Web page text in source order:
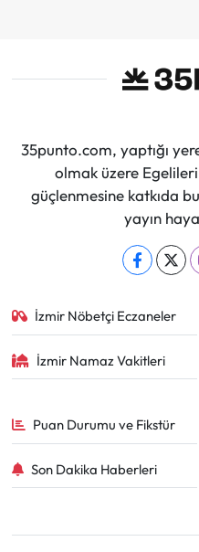
35punto.com, yaptığı
olmak üzere
güçlenmesine katkıda
yayın
İzmir Nöbetçi Eczaneler
İzmir Namaz Vakitleri
Puan Durumu ve Fikstür
Son Dakika Haberleri